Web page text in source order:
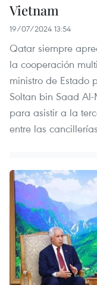
Vietnam
19/07/2024 13:54
Qatar siempre
la cooperación
ministro de Estado
Soltan bin Saad
para asistir a la
entre las